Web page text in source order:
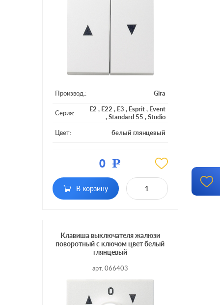
Производ.: Gira
Серия: E2 , E22 , E3 , Esprit, Event
,Standard 55 ,Studio
Цвет:
белый глянцевый
без фиксации, с
фиксацией
Подсветка:
без подсветки
0 Р
В корзину
Клавиша выключателя жалюзи
поворотный с ключом цвет белый
глянцевый
арт. 066403